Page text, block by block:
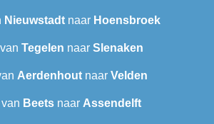
Nieuwstadtnaar Hoensbroek
Tegelen naar Slenaken
Aerdenhoutnaar Velden
Beets naar Assendelft